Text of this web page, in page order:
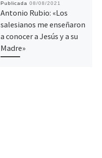
Publicada 08/08/2021
Antonio Rubio: «Los
salesianos me enseñaron
a conocer a Jesús y a su
Madre»